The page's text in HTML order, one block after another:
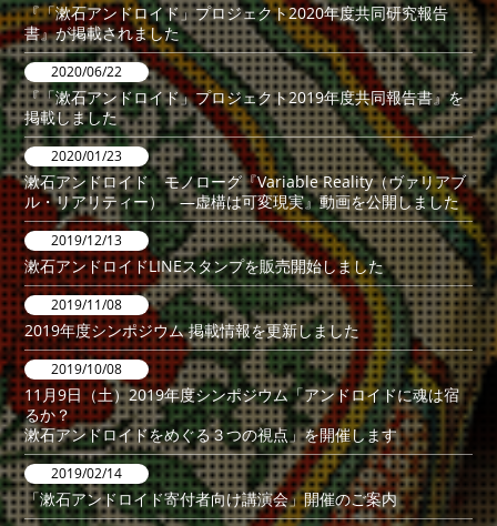
『「漱石アンドロイド」プロジェクト2020年度共同研究報告
書』が掲載されました
2020/06/22
『「漱石アンドロイド」プロジェクト2019年度共同報告書』を
掲載しました
2020/01/23
漱石アンドロイド モノローグ『Variable Reality（ヴァリアブ
ル・リアリティー） ―虚構は可変現実』動画を公開しました
2019/12/13
漱石アンドロイドLINEスタンプを販売開始しました
2019/11/08
2019年度シンポジウム 掲載情報を更新しました
2019/10/08
11月9日（土）2019年度シンポジウム「アンドロイドに魂は宿
るか？
漱石アンドロイドをめぐる３つの視点」を開催します
2019/02/14
「漱石アンドロイド寄付者向け講演会」開催のご案内